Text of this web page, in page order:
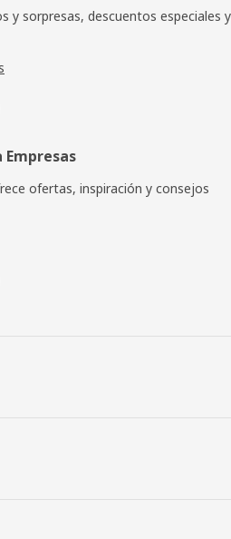
y sorpresas, descuentos especiales y
Empresas
ofertas, inspiración y consejos